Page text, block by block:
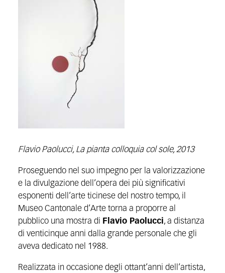
Flavio Paolucci, La pianta colloquia col sole, 2013
Proseguendo nel suo impegno per la valorizzazione
e la divulgazione dell’opera dei più significativi
esponenti dell’arte ticinese del nostro tempo, il
Museo Cantonale d’Arte torna a proporre al
pubblico una mostra di Flavio Paolucci, a distanza
di venticinque anni dalla grande personale che gli
aveva dedicato nel 1988.
Realizzata in occasione degli ottant’anni dell’artista,